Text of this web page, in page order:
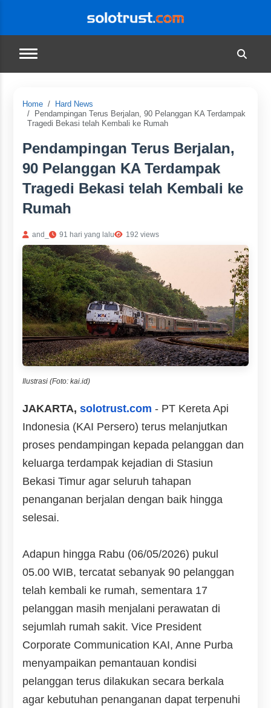
Home
Hard News
Pendampingan Terus Berjalan, 90 Pelanggan KA Terdampak
Tragedi Bekasi telah Kembali ke Rumah
Pendampingan Terus Berjalan,
90 Pelanggan KA Terdampak
Tragedi Bekasi telah Kembali ke
Rumah
and_ 91 hari yang lalu 192 views
Ilustrasi (Foto: kai.id)
JAKARTA,solotrust.com - PT Kereta Api
Indonesia (KAI Persero) terus melanjutkan
proses pendampingan kepada pelanggan dan
keluarga terdampak kejadian di Stasiun
Bekasi Timur agar seluruh tahapan
penanganan berjalan dengan baik hingga
selesai.
Adapun hingga Rabu (06/05/2026) pukul
05.00 WIB, tercatat sebanyak 90 pelanggan
telah kembali ke rumah, sementara 17
pelanggan masih menjalani perawatan di
sejumlah rumah sakit. Vice President
Corporate Communication KAI, Anne Purba
menyampaikan pemantauan kondisi
pelanggan terus dilakukan secara berkala
agar kebutuhan penanganan dapat terpenuhi